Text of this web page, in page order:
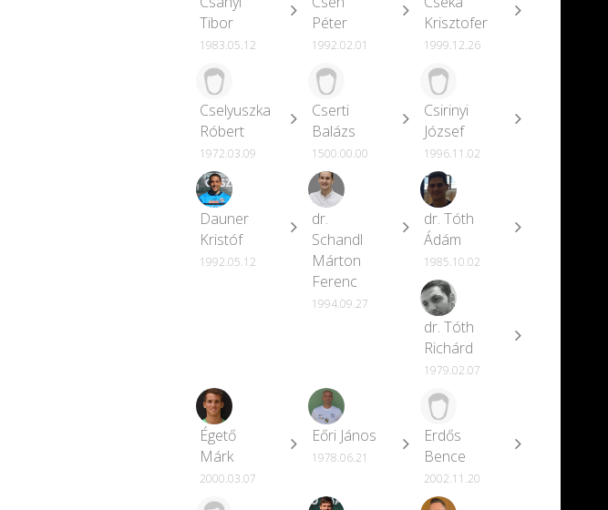
Tibor
1983.05.12
Péter
1992.02.01
Krisztofer
1999.12.26
Cselyuszka
Róbert
1972.03.09
Cserti
Balázs
1500.00.00
Csirinyi
József
1996.11.02
Dauner
Kristóf
1992.05.12
dr.
Schandl
Márton
Ferenc
1994.09.27
dr. Tóth
Ádám
1985.10.02
dr. Tóth
Richárd
1979.02.07
Égető
Márk
2000.03.07
Eőri János
1978.06.21
Erdős
Bence
2002.11.20